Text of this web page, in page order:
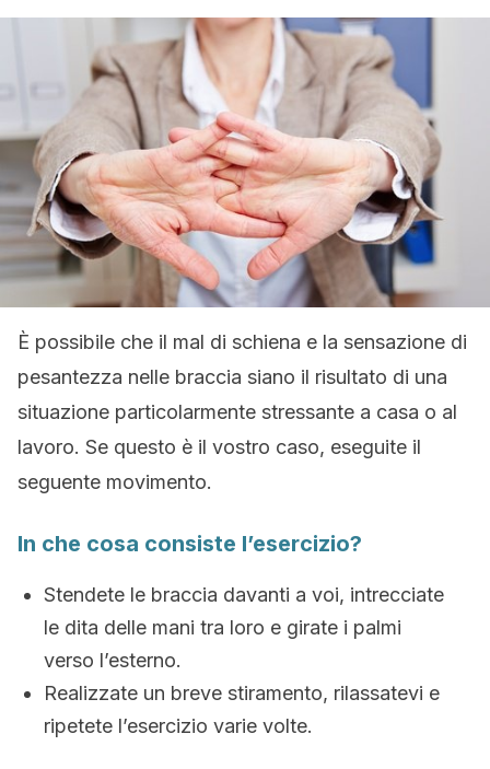
È possibile che il mal di schiena e la sensazione di
pesantezza nelle braccia siano il risultato di una
situazione particolarmente stressante a casa o al
lavoro. Se questo è il vostro caso, eseguite il
seguente movimento.
In che cosa consiste l’esercizio?
Stendete le braccia davanti a voi, intrecciate
le dita delle mani tra loro e girate i palmi
verso l’esterno.
Realizzate un breve stiramento, rilassatevi e
ripetete l’esercizio varie volte.